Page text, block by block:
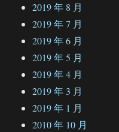
2019 年 8 月
2019 年 7 月
2019 年 6 月
2019 年 5 月
2019 年 4 月
2019 年 3 月
2019 年 1 月
2010 年 10 月